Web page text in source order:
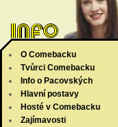
O Comebacku
Tvůrci Comebacku
Info o Pacovských
Hlavní postavy
Hosté v Comebacku
Zajímavosti